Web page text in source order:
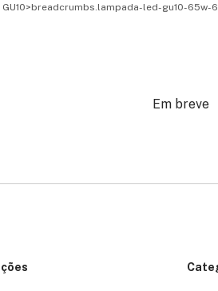
>breadcrumbs.lampada-led-gu10-
Em breve